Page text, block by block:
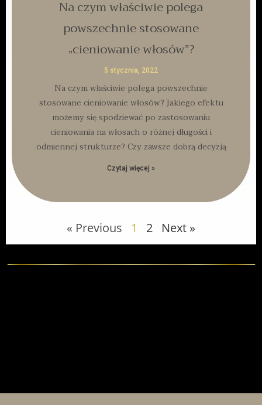
Na czym właściwie polega
powszechnie stosowane
„cieniowanie włosów”?
5 stycznia, 2022
Na czym właściwie polega powszechnie
stosowane cieniowanie włosów? Jakiego efektu
możemy się spodziewać po zastosowaniu
cieniowania na włosach o różnej długości i
odmiennej strukturze? Czy zawsze dobrą decyzją
Czytaj więcej »
« Previous 1 2 Next »